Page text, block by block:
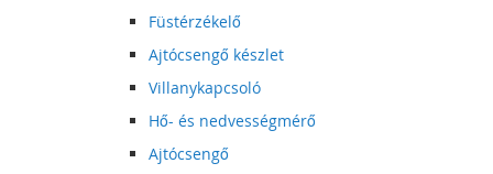
Füstérzékelő
Ajtócsengő készlet
Villanykapcsoló
Hő- és nedvességmérő
Ajtócsengő